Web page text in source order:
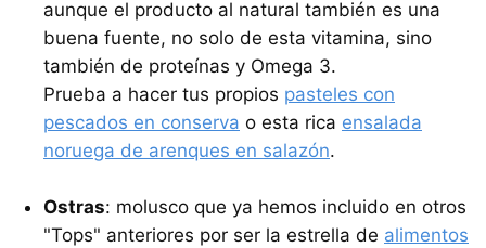
aunque el producto al natural también es una
buena fuente, no solo de esta vitamina, sino
también de proteínas y Omega 3.
Prueba a hacer tus propios pasteles con
pescados en conserva o esta rica ensalada
noruega de arenques en salazón.
Ostras: molusco que ya hemos incluido en otros
"Tops" anteriores por ser la estrella de alimentos